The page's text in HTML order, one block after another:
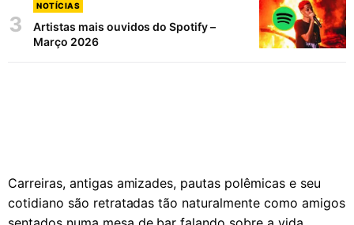
3
NOTÍCIAS
Artistas mais ouvidos do Spotify –
Março 2026
Carreiras, antigas amizades, pautas polêmicas e seu
cotidiano são retratadas tão naturalmente como amigos